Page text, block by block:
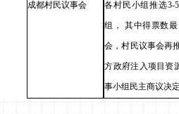
成都村民议事会 各村民小组推选3-
组， 其中得票数
会，村民议事会再
方政府注入项目资
事小组民主商议决